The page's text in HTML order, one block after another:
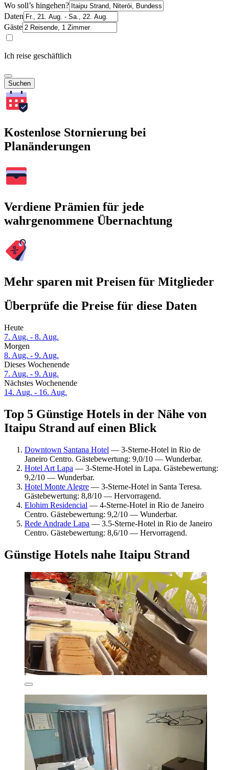
Wo soll’s hingehen?
Daten
Gäste
Ich reise geschäftlich
Suchen
Kostenlose Stornierung bei
Planänderungen
Verdiene Prämien für jede
wahrgenommene Übernachtung
Mehr sparen mit Preisen für Mitglieder
Überprüfe die Preise für diese Daten
Heute
7. Aug. - 8. Aug.
Morgen
8. Aug. - 9. Aug.
Dieses Wochenende
7. Aug. - 9. Aug.
Nächstes Wochenende
14. Aug. - 16. Aug.
Top 5 Günstige Hotels in der Nähe von
Itaipu Strand auf einen Blick
Downtown Santana Hotel — 3-Sterne-Hotel in Rio de
Janeiro Centro. Gästebewertung: 9,0/10 — Wunderbar.
Hotel Art Lapa — 3-Sterne-Hotel in Lapa. Gästebewertung:
9,2/10 — Wunderbar.
Hotel Monte Alegre — 3-Sterne-Hotel in Santa Teresa.
Gästebewertung: 8,8/10 — Hervorragend.
Elohim Residencial — 4-Sterne-Hotel in Rio de Janeiro
Centro. Gästebewertung: 9,2/10 — Wunderbar.
Rede Andrade Lapa — 3.5-Sterne-Hotel in Rio de Janeiro
Centro. Gästebewertung: 8,6/10 — Hervorragend.
Günstige Hotels nahe Itaipu Strand